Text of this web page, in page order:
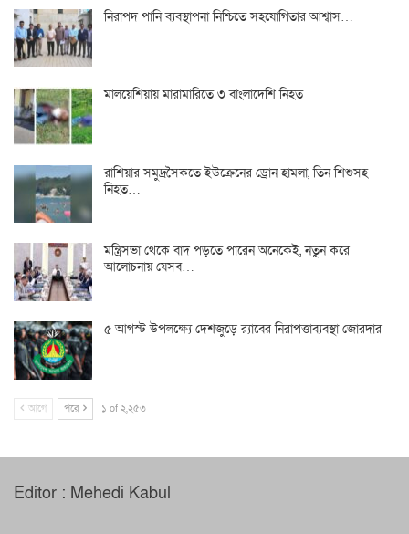
নিরাপদ পানি ব্যবস্থাপনা নিশ্চিতে সহযোগিতার আশ্বাস…
মালয়েশিয়ায় মারামারিতে ৩ বাংলাদেশি নিহত
রাশিয়ার সমুদ্রসৈকতে ইউক্রেনের ড্রোন হামলা, তিন শিশুসহ
নিহত…
মন্ত্রিসভা থেকে বাদ পড়তে পারেন অনেকেই, নতুন করে
আলোচনায় যেসব…
৫ আগস্ট উপলক্ষ্যে দেশজুড়ে র‌্যাবের নিরাপত্তাব্যবস্থা জোরদার
আগে পরে ১ of ২,২৫৩
Editor : Mehedi Kabul